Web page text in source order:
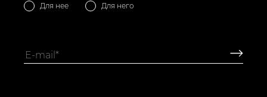
Для нее Для него